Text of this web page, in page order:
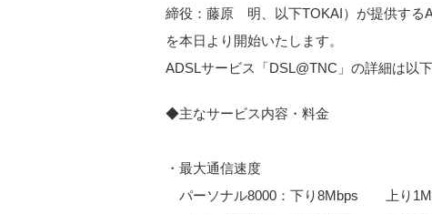
締役：藤原 明、以下TOKAI）が提供する
を本日より開始いたします。
ADSLサービス「DSL@TNC」の詳細は以下
◆主なサービス内容・料金
・最大通信速度
パーソナル8000：下り8Mbps 上り